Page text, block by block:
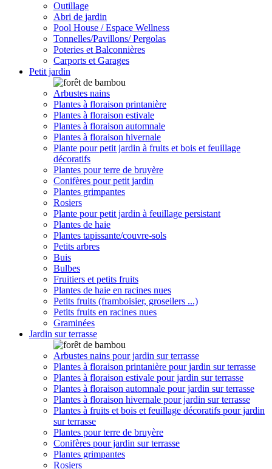
Outillage
Abri de jardin
Pool House / Espace Wellness
Tonnelles/Pavillons/ Pergolas
Poteries et Balconnières
Carports et Garages
Petit jardin
Arbustes nains
Plantes à floraison printanière
Plantes à floraison estivale
Plantes à floraison automnale
Plantes à floraison hivernale
Plante pour petit jardin à fruits et bois et feuillage
décoratifs
Plantes pour terre de bruyère
Conifères pour petit jardin
Plantes grimpantes
Rosiers
Plante pour petit jardin à feuillage persistant
Plantes de haie
Plantes tapissante/couvre-sols
Petits arbres
Buis
Bulbes
Fruitiers et petits fruits
Plantes de haie en racines nues
Petits fruits (framboisier, groseilers ...)
Petits fruits en racines nues
Graminées
Jardin sur terrasse
Arbustes nains pour jardin sur terrasse
Plantes à floraison printanière pour jardin sur terrasse
Plantes à floraison estivale pour jardin sur terrasse
Plantes à floraison automnale pour jardin sur terrasse
Plantes à floraison hivernale pour jardin sur terrasse
Plantes à fruits et bois et feuillage décoratifs pour jardin
sur terrasse
Plantes pour terre de bruyère
Conifères pour jardin sur terrasse
Plantes grimpantes
Rosiers